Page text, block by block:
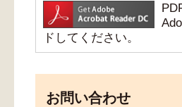
ドしてください。
お問い合わせ